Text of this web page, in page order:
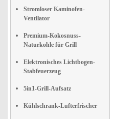
Stromloser Kaminofen-
Ventilator
Premium-Kokosnuss-
Naturkohle für Grill
Elektronisches Lichtbogen-
Stabfeuerzeug
5in1-Grill-Aufsatz
Kühlschrank-Lufterfrischer